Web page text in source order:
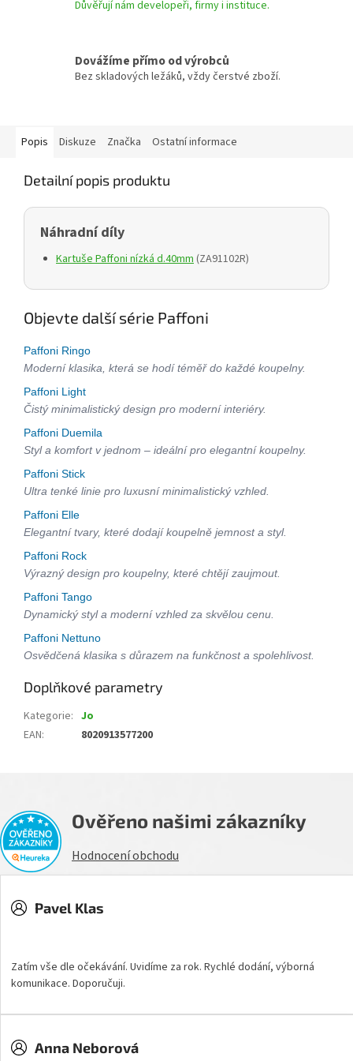
Důvěřují nám developeři, firmy i instituce.
Dovážíme přímo od výrobců
Bez skladových ležáků, vždy čerstvé zboží.
Popis Diskuze Značka Ostatní informace
Detailní popis produktu
Náhradní díly
Kartuše Paffoni nízká d.40mm (ZA91102R)
Objevte další série Paffoni
Paffoni Ringo
Moderní klasika, která se hodí téměř do každé koupelny.
Paffoni Light
Čistý minimalistický design pro moderní interiéry.
Paffoni Duemila
Styl a komfort v jednom – ideální pro elegantní koupelny.
Paffoni Stick
Ultra tenké linie pro luxusní minimalistický vzhled.
Paffoni Elle
Elegantní tvary, které dodají koupelně jemnost a styl.
Paffoni Rock
Výrazný design pro koupelny, které chtějí zaujmout.
Paffoni Tango
Dynamický styl a moderní vzhled za skvělou cenu.
Paffoni Nettuno
Osvědčená klasika s důrazem na funkčnost a spolehlivost.
Doplňkové parametry
Kategorie: Jo
EAN: 8020913577200
Ověřeno našimi zákazníky
Hodnocení obchodu
Pavel Klas
Zatím vše dle očekávání. Uvidíme za rok. Rychlé dodání, výborná
komunikace. Doporučuji.
Anna Neborová